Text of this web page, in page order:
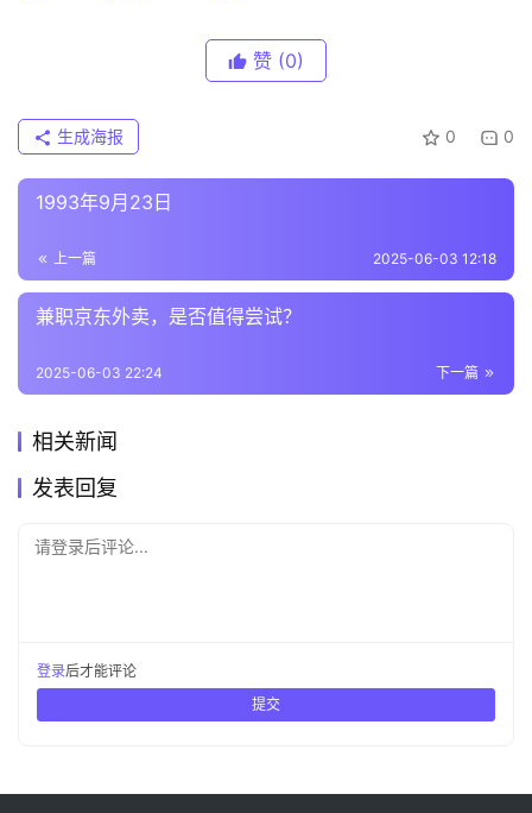
赞 (0)
0 0
生成海报
1993年9月23日
上一篇 2025-06-03 12:18
兼职京东外卖，是否值得尝试？
下一篇
2025-06-03 22:24
相关新闻
发表回复
请登录后评论...
登录后才能评论
提交